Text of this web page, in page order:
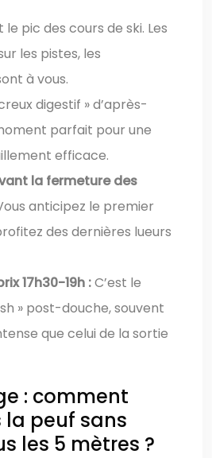
le pic des cours de ski. Les
les pistes, les
à vous.
digestif » d’après-
parfait pour une
efficace.
la fermeture des
anticipez le premier
des dernières lueurs
17h30-19h :C’est le
» post-douche, souvent
que celui de la sortie
: comment
la peuf sans
les 5 mètres ?